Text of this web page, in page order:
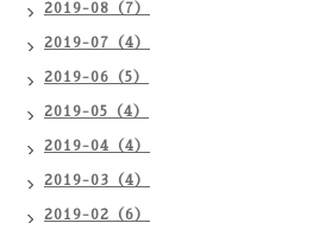
2019-08（7）
2019-07（4）
2019-06（5）
2019-05（4）
2019-04（4）
2019-03（4）
2019-02（6）